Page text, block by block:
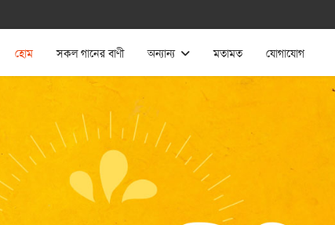
হোম সকল গানের বাণী অন্যান্য মতামত যোগাযোগ